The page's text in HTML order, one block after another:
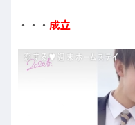
・・・ 成立